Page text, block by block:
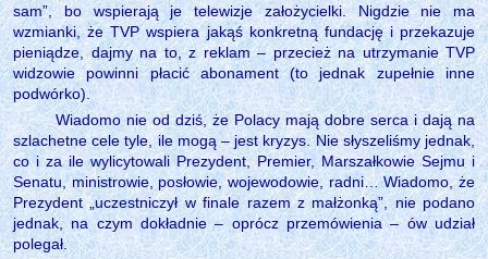
sam”, bo wspierają je telewizje założycielki. Nigdzie nie ma
wzmianki, że TVP wspiera jakąś konkretną fundację i przekazuje
pieniądze, dajmy na to, z reklam – przecież na utrzymanie TVP
widzowie powinni płacić abonament (to jednak zupełnie inne
podwórko).
Wiadomo nie od dziś, że Polacy mają dobre serca i dają na
szlachetne cele tyle, ile mogą – jest kryzys. Nie słyszeliśmy jednak,
co i za ile wylicytowali Prezydent, Premier, Marszałkowie Sejmu i
Senatu, ministrowie, posłowie, wojewodowie, radni… Wiadomo, że
Prezydent „uczestniczył w finale razem z małżonką”, nie podano
jednak, na czym dokładnie – oprócz przemówienia – ów udział
polegał.